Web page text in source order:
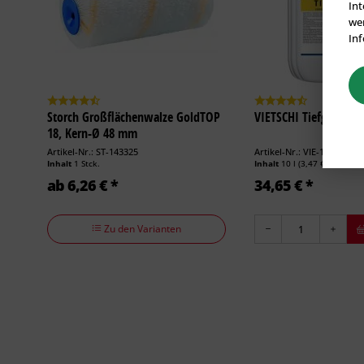
Storch Großflächenwalze GoldTOP
18, Kern-Ø 48 mm
Artikel-Nr.: ST-143325
Inhalt 1 Stck.
ab 6,26 € *
Zu den Varianten
VIETSCHI Tiefgrund
Artikel-Nr.: VIE-100002
Inhalt 10 l (3,47 € * / 1 l)
34,65 € *